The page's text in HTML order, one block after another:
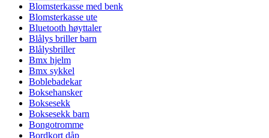
Blomsterkasse med benk
Blomsterkasse ute
Bluetooth høyttaler
Blålys briller barn
Blålysbriller
Bmx hjelm
Bmx sykkel
Boblebadekar
Boksehansker
Boksesekk
Boksesekk barn
Bongotromme
Bordkort dåp